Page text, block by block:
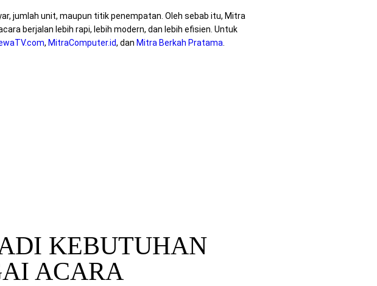
jumlah unit, maupun titik penempatan. Oleh sebab itu, Mitra
berjalan lebih rapi, lebih modern, dan lebih efisien. Untuk
, MitraComputer.id, dan Mitra Berkah Pratama.
KEBUTUHAN
ACARA